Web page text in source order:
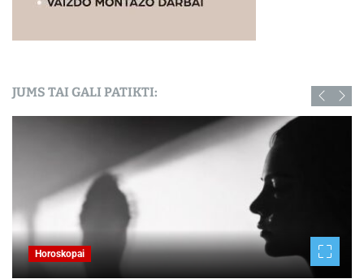
JUMS TAI GALI PATIKTI:
Horoskopai